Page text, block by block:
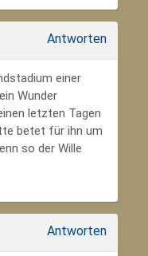
Antworten
einer
Wunder
letzten Tagen
betet für ihn um
so der Wille
Antworten